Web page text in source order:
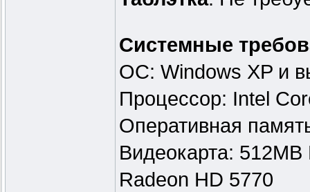
Системные
ОС: Windows XP и
Процессор: Intel
Оперативная
Видеокарта:
Radeon HD 5770